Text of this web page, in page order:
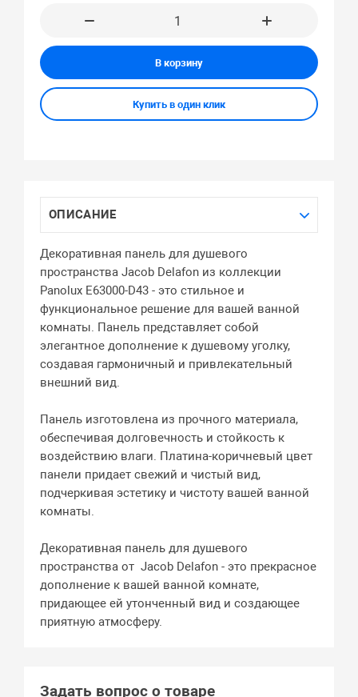
В корзину
Купить в один клик
ОПИСАНИЕ
Декоративная панель для душевого
пространства Jacob Delafon из коллекции
Panolux E63000-D43 - это стильное и
функциональное решение для вашей ванной
комнаты. Панель представляет собой
элегантное дополнение к душевому уголку,
создавая гармоничный и привлекательный
внешний вид.
Панель изготовлена из прочного материала,
обеспечивая долговечность и стойкость к
воздействию влаги. Платина-коричневый цвет
панели придает свежий и чистый вид,
подчеркивая эстетику и чистоту вашей ванной
комнаты.
Декоративная панель для душевого
пространства от Jacob Delafon - это прекрасное
дополнение к вашей ванной комнате,
придающее ей утонченный вид и создающее
приятную атмосферу.
Задать вопрос о товаре